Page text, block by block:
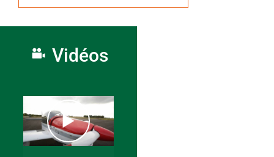
Vidéos